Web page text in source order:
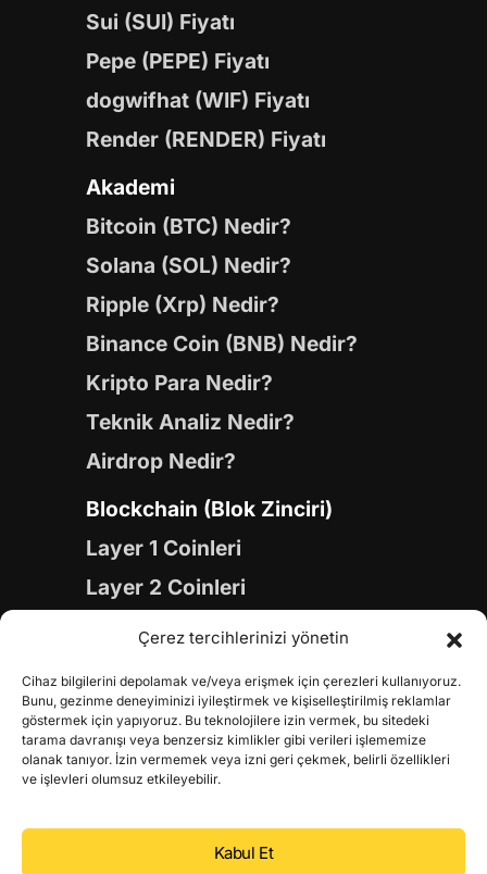
Çerez tercihlerinizi yönetin
Cihaz bilgilerini depolamak ve/veya erişmek için çerezleri kullanıyoruz.
Bunu, gezinme deneyiminizi iyileştirmek ve kişiselleştirilmiş reklamlar
göstermek için yapıyoruz. Bu teknolojilere izin vermek, bu sitedeki
tarama davranışı veya benzersiz kimlikler gibi verileri işlememize
olanak tanıyor. İzin vermemek veya izni geri çekmek, belirli özellikleri
ve işlevleri olumsuz etkileyebilir.
Kabul Et
Sui (SUI) Fiyatı
Pepe (PEPE) Fiyatı
dogwifhat (WIF) Fiyatı
Render (RENDER) Fiyatı
Akademi
Bitcoin (BTC) Nedir?
Solana (SOL) Nedir?
Ripple (Xrp) Nedir?
Binance Coin (BNB) Nedir?
Kripto Para Nedir?
Teknik Analiz Nedir?
Airdrop Nedir?
Blockchain (Blok Zinciri)
Layer 1 Coinleri
Layer 2 Coinleri
Yapay Zeka (AI) Coinleri
Gaming Coinleri
RWA Coinleri
DeFi Coinleri
DePIN Coinleri
Metaverse Coinleri